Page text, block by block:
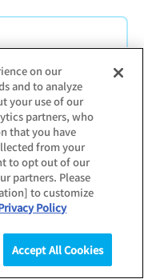
データ） コラム
ある業界／就
／志望業界
マイナスイメ
on our
and to analyze
your use of our
partners, who
that you have
from your
to opt out of our
partners. Please
to customize
Policy
Accept All Cookies